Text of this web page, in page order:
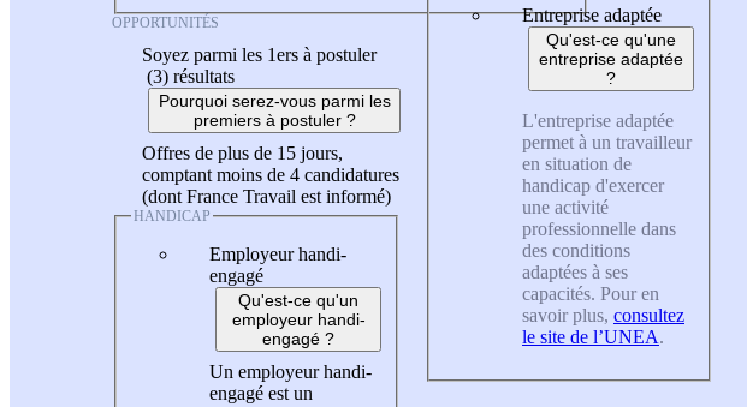
OPPORTUNITÉS
Soyez parmi les 1ers à postuler
(3) résultats
Pourquoi serez-vous parmi les
premiers à postuler ?
Offres de plus de 15 jours,
comptant moins de 4 candidatures
(dont France Travail est informé)
HANDICAP
Employeur handi-
engagé
Qu'est-ce qu'un
employeur handi-
engagé ?
Un employeur handi-
engagé est un
Entreprise adaptée
Qu'est-ce qu'une
entreprise adaptée
?
L'entreprise adaptée
permet à un travailleur
en situation de
handicap d'exercer
une activité
professionnelle dans
des conditions
adaptées à ses
capacités. Pour en
savoir plus, consultez
le site de l’UNEA.